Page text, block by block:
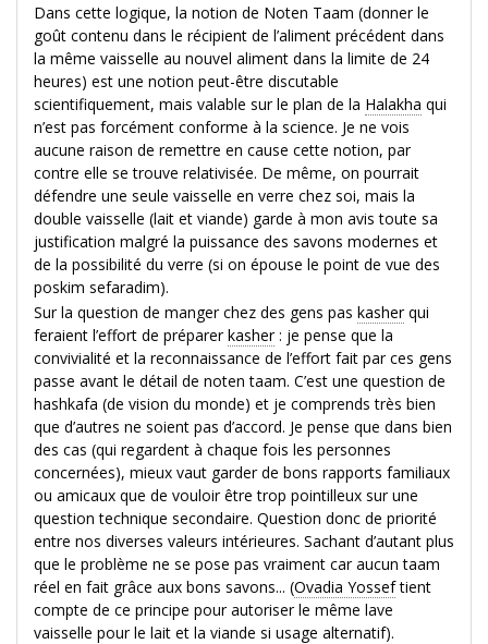
Dans cette logique, la notion de Noten Taam (donner le
goût contenu dans le récipient de l’aliment précédent dans
la même vaisselle au nouvel aliment dans la limite de 24
heures) est une notion peut-être discutable
scientifiquement, mais valable sur le plan de la Halakha qui
n’est pas forcément conforme à la science. Je ne vois
aucune raison de remettre en cause cette notion, par
contre elle se trouve relativisée. De même, on pourrait
défendre une seule vaisselle en verre chez soi, mais la
double vaisselle (lait et viande) garde à mon avis toute sa
justification malgré la puissance des savons modernes et
de la possibilité du verre (si on épouse le point de vue des
poskim sefaradim).
Sur la question de manger chez des gens pas kasherqui
feraient l’effort de préparerkasher: je pense que la
convivialité et la reconnaissance de l’effort fait par ces gens
passe avant le détail de noten taam. C’est une question de
hashkafa (de vision du monde) et je comprends très bien
que d’autres ne soient pas d’accord. Je pense que dans bien
des cas (qui regardent à chaque fois les personnes
concernées), mieux vaut garder de bons rapports familiaux
ou amicaux que de vouloir être trop pointilleux sur une
question technique secondaire. Question donc de priorité
entre nos diverses valeurs intérieures. Sachant d’autant plus
que le problème ne se pose pas vraiment car aucun taam
réel en fait grâce aux bons savons... (Ovadia Yosseftient
compte de ce principe pour autoriser le même lave
vaisselle pour le lait et la viande si usage alternatif).